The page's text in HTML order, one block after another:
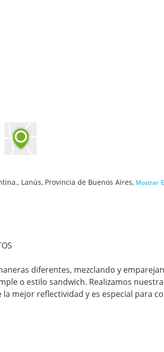
Lanús, Provincia de Buenos Aires, Mostrar
diferentes, mezclando y
o estilo sandwich. Realizamos
mejor reflectividad y es especial para